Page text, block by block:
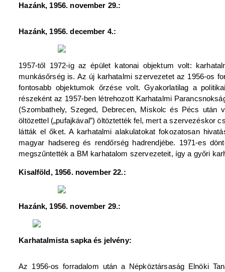
Hazánk, 1956. november 29.:
Hazánk, 1956. december 4.:
1957-től 1972-ig az épület katonai objektum volt:
munkásőrség is. Az új karhatalmi szervezetet az 1956-os
fontosabb objektumok őrzése volt. Gyakorlatilag a
részeként az 1957-ben létrehozott Karhatalmi
(Szombathely, Szeged, Debrecen, Miskolc és Pécs után
öltözettel („pufajkával”) öltöztették fel, mert a szervezéskor
látták el őket. A karhatalmi alakulatokat fokozatosan
magyar hadsereg és rendőrség hadrendjébe. 1971-es
megszűntették a BM karhatalom szervezeteit, így a győri
Kisalföld, 1956. november 22.:
Hazánk, 1956. november 29.:
Karhatalmista sapka és jelvény:
Az 1956-os forradalom után a Népköztársaság Elnöki